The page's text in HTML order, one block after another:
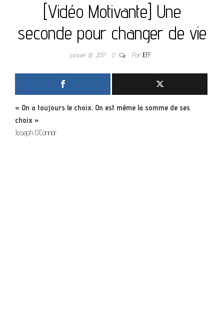
[Vidéo Motivante] Une
seconde pour changer de vie
janvier 18, 2017 0 ParJEFF
« On a toujours le choix. On est même la somme de ses
choix »
Joseph O’Connor